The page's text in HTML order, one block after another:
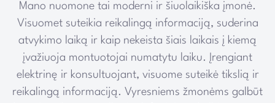
Mano nuomone tai moderni ir šiuolaikiška įmonė.
Visuomet suteikia reikalingą informaciją, suderina
atvykimo laiką ir kaip nekeista šiais laikais į kiemą
įvažiuoja montuotojai numatytu laiku. Įrengiant
elektrinę ir konsultuojant, visuome suteikė tikslią ir
reikalingą informaciją. Vyresniems žmonėms galbūt